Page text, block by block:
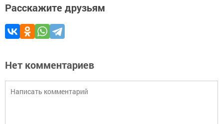
Расскажите друзьям
Нет комментариев